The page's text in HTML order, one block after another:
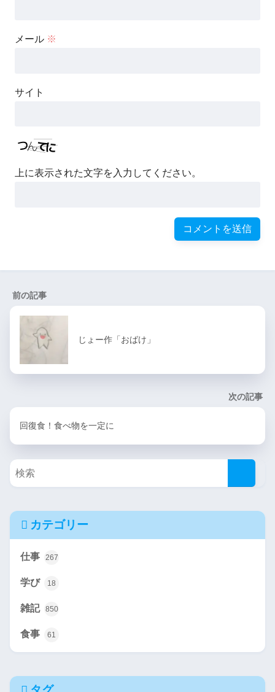
メール ※
サイト
上に表示された文字を入力してください。
前の記事
じょー作「おばけ」
次の記事
回復食！食べ物を一定に
カテゴリー
仕事 267
学び 18
雑記 850
食事 61